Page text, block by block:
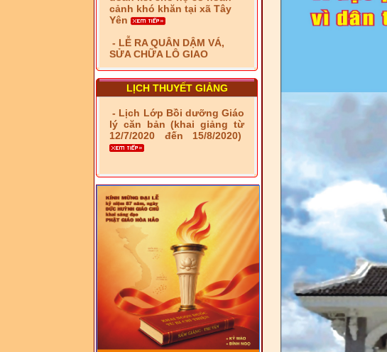
THÔNG NÔNG THÔN (XÃ
PHÚ THỌ)
- LỚP TẬP HUẤN LỊCH SỬ,
PHÁP LUẬT VIỆT NAM VÀ
HIẾN CHƯƠNG GIÁO HỘI
PGHH NHIỆM KỲ VI (2024-
2029) CHO TRỊ SỰ VIÊN
DIỆN TỈNH VÀ GIÁO LÝ
VIÊN - CHUYÊN ĐỀ: NHỮNG
VẤN ĐỀ CHUNG VỀ PHÁP
LUẬT VÀ HỆ THỐNG PHÁP
- LỚP TẬP HUẤN LỊCH SỬ,
PHÁP LUẬT VIỆT NAM VÀ
HIẾN CHƯƠNG GIÁO HỘI
PGHH NHIỆM KỲ VI (2024-
2029) CHO TRỊ SỰ VIÊN
TRUNG ƯƠNG, BAN ĐẠI
DIỆN TỈNH VÀ GIÁO LÝ
VIÊN - CHUYÊN ĐỀ: SỰ RA
ĐỜI, BẢN CHẤT, CHỨC
NĂNG VÀ HÌNH THỨC CỦA
NƯỚC CHXHCN VIỆT NAM
LỊCH THUYẾT GIẢNG
- Lịch Lớp Bồi dưỡng Giáo
lý căn bản (khai giảng từ
12/7/2020 đến 15/8/2020)